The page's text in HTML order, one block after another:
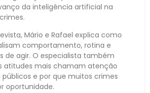
da inteligência artificial na
Mário e Rafael explica como
comportamento, rotina e
de agir. O especialista também
atitudes mais chamam atenção
e por que muitos crimes
oportunidade.